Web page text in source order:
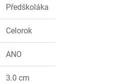
Předškoláka
Celorok
ANO
3.0 cm